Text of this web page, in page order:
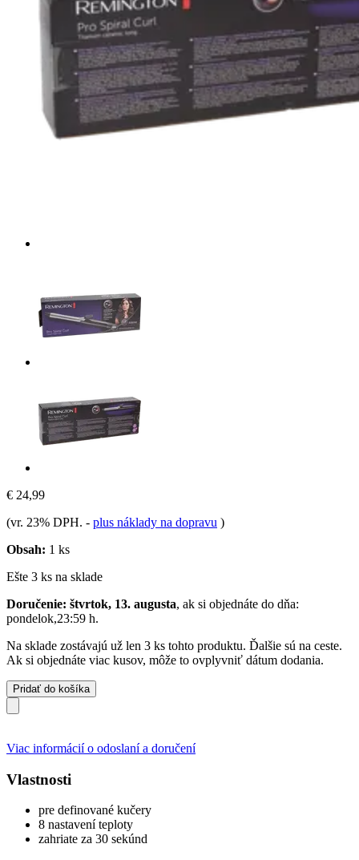
€ 24,99
(vr. 23% DPH. - plus náklady na dopravu )
Obsah: 1 ks
Ešte 3 ks na sklade
Doručenie: štvrtok, 13. augusta, ak si objednáte do dňa:
pondelok,23:59 h.
Na sklade zostávajú už len 3 ks tohto produktu. Ďalšie sú na ceste.
Ak si objednáte viac kusov, môže to ovplyvniť dátum dodania.
Pridať do košíka
Viac informácií o odoslaní a doručení
Vlastnosti
pre definované kučery
8 nastavení teploty
zahriate za 30 sekúnd